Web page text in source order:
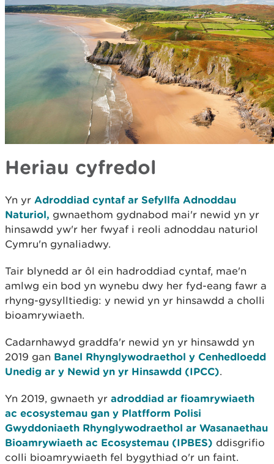
Heriau cyfredol
Yn yr Adroddiad cyntaf ar Sefyllfa Adnoddau
Naturiol, gwnaethom gydnabod mai'r newid yn yr
hinsawdd yw'r her fwyaf i reoli adnoddau naturiol
Cymru'n gynaliadwy.
Tair blynedd ar ôl ein hadroddiad cyntaf, mae'n
amlwg ein bod yn wynebu dwy her fyd-eang fawr a
rhyng-gysylltiedig: y newid yn yr hinsawdd a cholli
bioamrywiaeth.
Cadarnhawyd graddfa'r newid yn yr hinsawdd yn
2019 gan Banel Rhynglywodraethol y Cenhedloedd
Unedig ar y Newid yn yr Hinsawdd (IPCC).
Yn 2019, gwnaeth yr adroddiad ar fioamrywiaeth
ac ecosystemau gan y Platfform Polisi
Gwyddoniaeth Rhynglywodraethol ar Wasanaethau
Bioamrywiaeth ac Ecosystemau (IPBES) ddisgrifio
colli bioamrywiaeth fel bygythiad o'r un faint.